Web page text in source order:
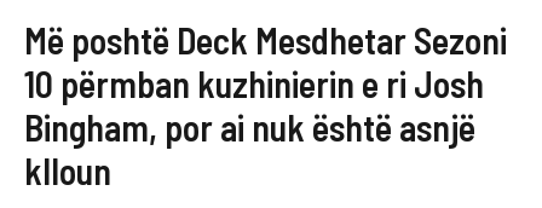
Më poshtë Deck Mesdhetar Sezoni
10 përmban kuzhinierin e ri Josh
Bingham, por ai nuk është asnjë
klloun